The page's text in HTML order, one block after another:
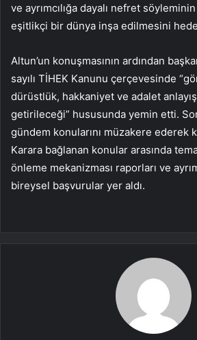
ve ayrımcılığa dayalı nefret
eşitlikçi bir dünya inşa edilmesini
Altun’un konuşmasının ardından
sayılı TİHEK Kanunu çerçevesinde
dürüstlük, hakkaniyet ve adalet
getirileceği” hususunda yemin etti.
gündem konularını müzakere ederek
Karara bağlanan konular arasında
önleme mekanizması raporları ve
bireysel başvurular yer aldı.